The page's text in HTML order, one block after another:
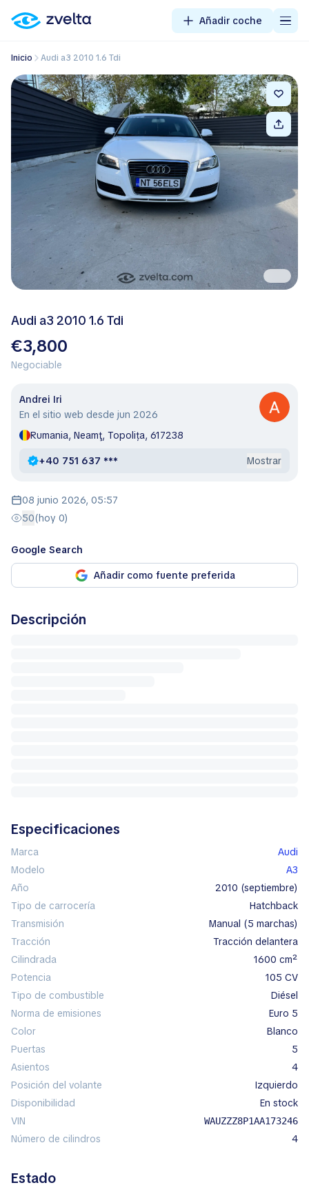
Añadir coche
Inicio Audi a3 2010 1.6 Tdi
Audi a3 2010 1.6 Tdi
€3,800
Negociable
Andrei Iri
En el sitio web desde jun 2026
Rumania, Neamţ, Topolița, 617238
+40 751 637 *** Mostrar
08 junio 2026, 05:57
50(hoy 0)
Google Search
Añadir como fuente preferida
Descripción
Especificaciones
Marca
Audi
Modelo
A3
Año
2010 (septiembre)
Tipo de carrocería
hatchback
Transmisión
manual (5 marchas)
Tracción
tracción delantera
Cilindrada
1600 cm²
Potencia
105 CV
Tipo de combustible
diésel
Norma de emisiones
Euro 5
Color
blanco
Puertas
5
Asientos
4
Posición del volante
izquierdo
Disponibilidad
en stock
VIN
WAUZZZ8P1AA173246
Número de cilindros 4
Estado